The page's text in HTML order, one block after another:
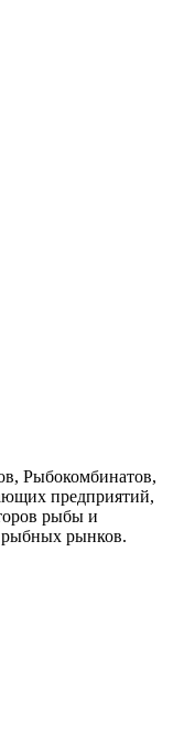
Рыбокомбинатов,
предприятий,
рыбы и
рыбных рынков.